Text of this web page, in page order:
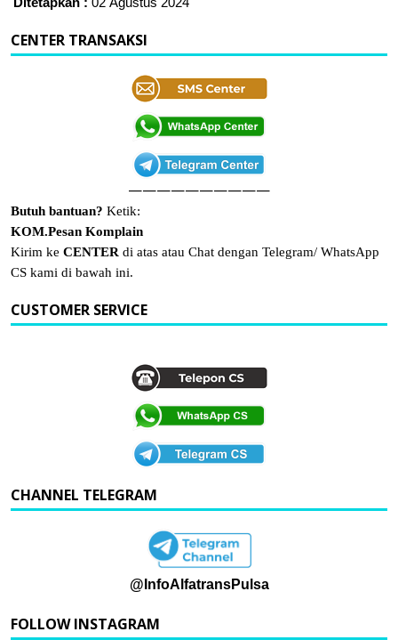
CENTER TRANSAKSI
——————————
Butuh bantuan? Ketik:
KOM.Pesan Komplain
Kirim ke CENTER di atas atau Chat dengan Telegram/ WhatsApp
CS kami di bawah ini.
CUSTOMER SERVICE
CHANNEL TELEGRAM
@InfoAlfatransPulsa
FOLLOW INSTAGRAM